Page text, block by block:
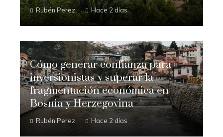
Rubén Perez Hace 2 días
Cómo generar confianza para
inversionistas y superar la
fragmentación económica en
Bosnia y Herzegovina
Rubén Perez Hace 2 días